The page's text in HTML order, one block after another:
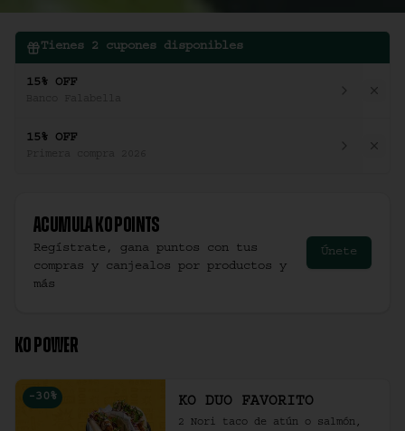
Tienes 2 cupones disponibles
15% OFF
15% OFF
Primera compra 2026
Acumula Ko Points
Regístrate, gana puntos con tus
compras y canjealos por productos y
más
Únete
KO POWER
-30 % KO DUO FAVORITO
2 Nori taco de atún o salmón,